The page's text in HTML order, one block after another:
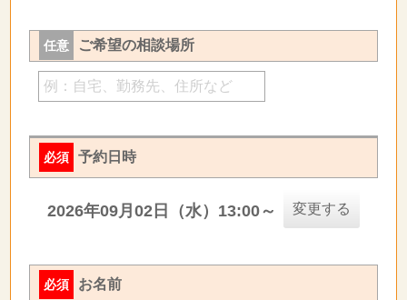
任意 ご希望の相談場所
必須 予約日時
2026年09月02日（水）13:00～ 変更する
必須 お名前